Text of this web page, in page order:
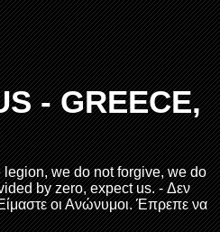
- GREECE,
we do not forgive, we do
by zero, expect us. - Δεν
οι Ανώνυμοι. Έπρεπε να